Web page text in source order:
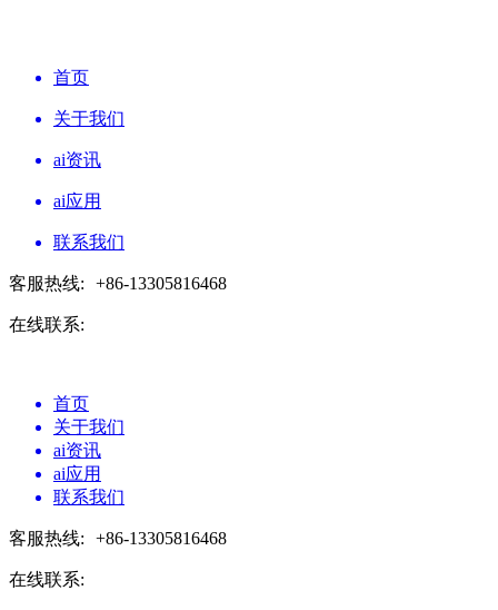
首页
关于我们
ai资讯
ai应用
联系我们
客服热线: +86-13305816468
在线联系:
首页
关于我们
ai资讯
ai应用
联系我们
客服热线: +86-13305816468
在线联系: